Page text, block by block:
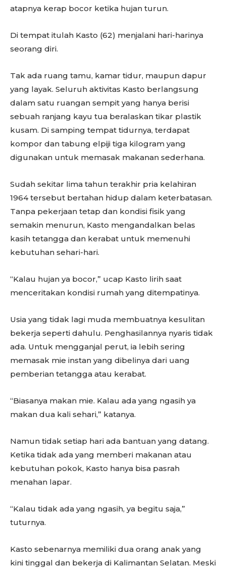
atapnya kerap bocor ketika hujan turun.
Di tempat itulah Kasto (62) menjalani hari-harinya
seorang diri.
Tak ada ruang tamu, kamar tidur, maupun dapur
yang layak. Seluruh aktivitas Kasto berlangsung
dalam satu ruangan sempit yang hanya berisi
sebuah ranjang kayu tua beralaskan tikar plastik
kusam. Di samping tempat tidurnya, terdapat
kompor dan tabung elpiji tiga kilogram yang
digunakan untuk memasak makanan sederhana.
Sudah sekitar lima tahun terakhir pria kelahiran
1964 tersebut bertahan hidup dalam keterbatasan.
Tanpa pekerjaan tetap dan kondisi fisik yang
semakin menurun, Kasto mengandalkan belas
kasih tetangga dan kerabat untuk memenuhi
kebutuhan sehari-hari.
“Kalau hujan ya bocor,” ucap Kasto lirih saat
menceritakan kondisi rumah yang ditempatinya.
Usia yang tidak lagi muda membuatnya kesulitan
bekerja seperti dahulu. Penghasilannya nyaris tidak
ada. Untuk mengganjal perut, ia lebih sering
memasak mie instan yang dibelinya dari uang
pemberian tetangga atau kerabat.
“Biasanya makan mie. Kalau ada yang ngasih ya
makan dua kali sehari,” katanya.
Namun tidak setiap hari ada bantuan yang datang.
Ketika tidak ada yang memberi makanan atau
kebutuhan pokok, Kasto hanya bisa pasrah
menahan lapar.
“Kalau tidak ada yang ngasih, ya begitu saja,”
tuturnya.
Kasto sebenarnya memiliki dua orang anak yang
kini tinggal dan bekerja di Kalimantan Selatan. Meski